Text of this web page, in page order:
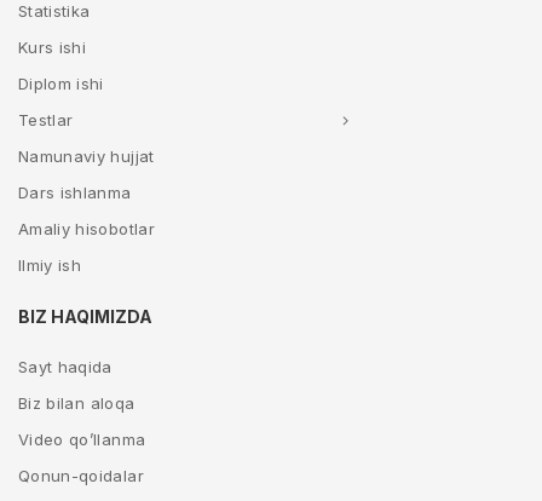
Statistika
Kurs ishi
Diplom ishi
Testlar
Namunaviy hujjat
Dars ishlanma
Amaliy hisobotlar
Ilmiy ish
BIZ HAQIMIZDA
Sayt haqida
Biz bilan aloqa
Video qo’llanma
Qonun-qoidalar